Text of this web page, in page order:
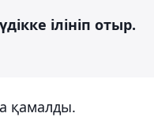
ілініп отыр.
қамалды.